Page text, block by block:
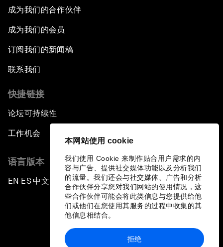
本网站使用 cookie
我们使用 Cookie 来制作贴合用户需求的内
容与广告、提供社交媒体功能以及分析我们
的流量。我们还会与社交媒体、广告和分析
合作伙伴分享您对我们网站的使用情况，这
些合作伙伴可能会将此类信息与您提供给他
们或他们在您使用其服务的过程中收集的其
他信息相结合。
拒绝
成为我们的合作伙伴
成为我们的会员
订阅我们的新闻稿
联系我们
快捷链接
论坛可持续性
工作机会
语言版本
EN ▪ES▪中文▪ 日本語